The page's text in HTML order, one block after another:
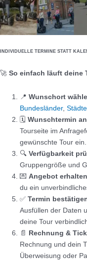
INDIVIDUELLE TERMINE STATT
🚀 So einfach läuft deine
📍 Wunschort
Bundesländer, Städte
🗓️ Wunschtermin
Tourseite im
gewünschte Tour ein.
🔍 Verfügbarkeit
Gruppengröße und
💌 Angebot
du ein
✅ Termin
Ausfüllen der Daten
deine Tour
📄 Rechnung &
Rechnung und dein
Überweisung oder